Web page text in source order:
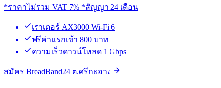
*ราคาไม่รวม VAT 7% *สัญญา 24 เดือน
เราเตอร์ AX3000 Wi-Fi 6
ฟรีค่าแรกเข้า 800 บาท
ความเร็วดาวน์โหลด 1 Gbps
สมัคร BroadBand24 ต.ศรีกะอาง